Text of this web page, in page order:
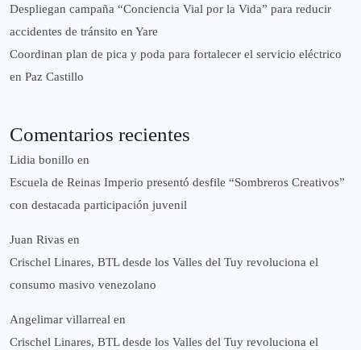
‎Despliegan campaña “Conciencia Vial por la Vida” para reducir
accidentes de tránsito en Yare
Coordinan plan de pica y poda para fortalecer el servicio eléctrico
en Paz Castillo
Comentarios recientes
Lidia bonillo en
Escuela de Reinas Imperio presentó desfile “Sombreros Creativos”
con destacada participación juvenil
Juan Rivas en
Crischel Linares, BTL desde los Valles del Tuy revoluciona el
consumo masivo venezolano
Angelimar villarreal en
Crischel Linares, BTL desde los Valles del Tuy revoluciona el